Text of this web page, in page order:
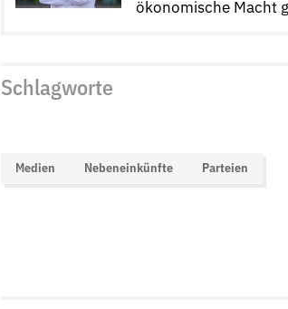
ökonomische Macht
Schlagworte
Medien Nebeneinkünfte Parteien